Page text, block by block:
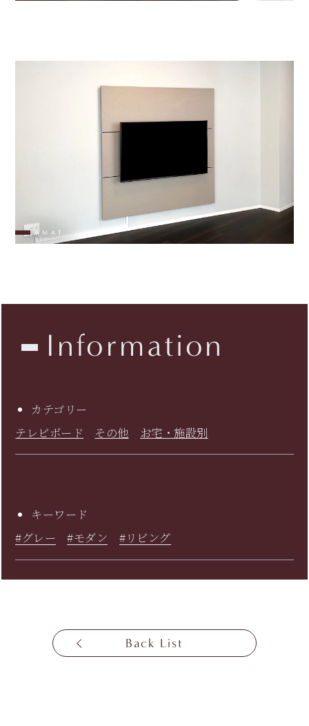
Information
カテゴリー
テレビボード
その他 お宅・施設別
キーワード
#グレー
#モダン #リビング
Back List